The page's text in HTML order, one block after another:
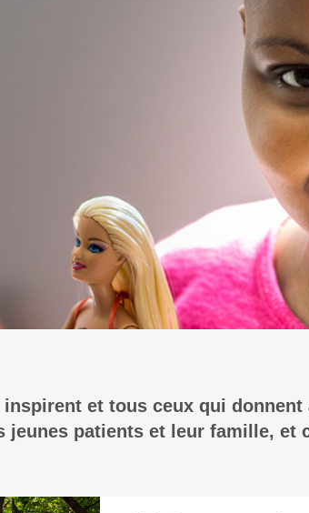
et tous ceux qui
patients et leur famille, et